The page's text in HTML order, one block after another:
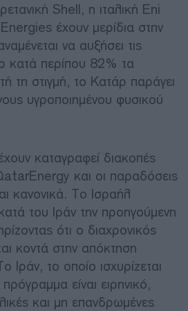
Shell, η ιταλική Eni
έχουν μερίδια στην
να αυξήσει τις
κατά περίπου 82% τα
τη στιγμή, το Κατάρ παράγει
υγροποιημένου φυσικού
καταγραφεί διακοπές
και οι παραδόσεις
κανονικά. Το Ισραήλ
του Ιράν την προηγούμενη
ότι ο διαχρονικός
κοντά στην απόκτηση
Ιράν, το οποίο ισχυρίζεται
είναι ειρηνικό,
και μη επανδρωμένες